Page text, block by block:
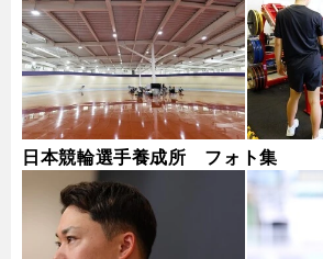
日本競輪選手養成所 フォト集